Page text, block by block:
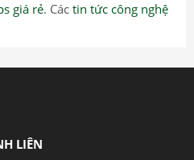
giá rẻ. Các tin tức công nghệ
LIÊN